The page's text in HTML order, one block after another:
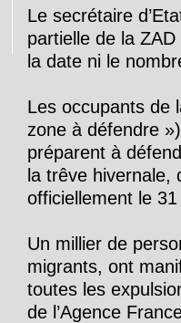
Le secrétaire
partielle de la
la date ni le
Les occupants de
zone à défendre
préparent à
la trêve hivernale,
officiellement le
Un millier de
migrants, ont
toutes les
de l’Agence